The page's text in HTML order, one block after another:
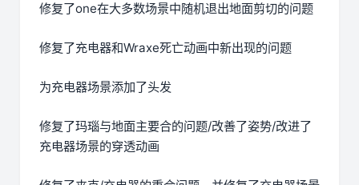
修复了one在大多数场景中随机退出地面剪切的问题
修复了充电器和Wraxe死亡动画中新出现的问题
为充电器场景添加了头发
修复了玛瑙与地面主要合的问题/改善了姿势/改进了
充电器场景的穿透动画